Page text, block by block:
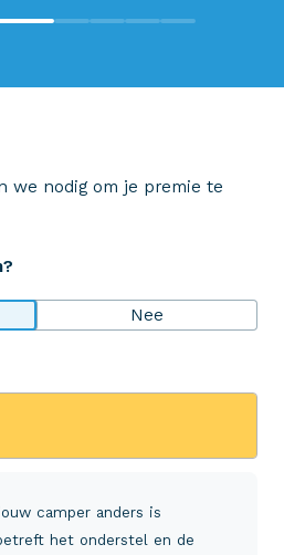
we nodig om je premie te
Nee
camper anders is
het onderstel en de
8,5!
reviews
over ons zeggen
20 80 30